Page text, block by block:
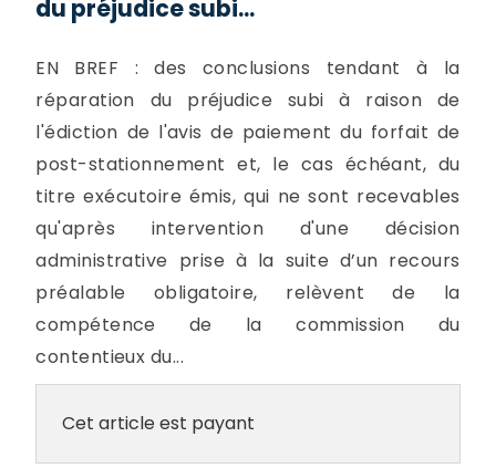
du préjudice subi...
EN BREF : des conclusions tendant à la
réparation du préjudice subi à raison de
l'édiction de l'avis de paiement du forfait de
post-stationnement et, le cas échéant, du
titre exécutoire émis, qui ne sont recevables
qu'après intervention d'une décision
administrative prise à la suite d’un recours
préalable obligatoire, relèvent de la
compétence de la commission du
contentieux du...
Cet article est payant